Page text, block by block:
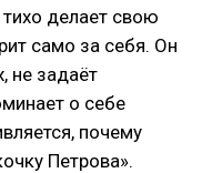
делает свою
само за себя. Он
не задаёт
о себе
почему
Петрова».